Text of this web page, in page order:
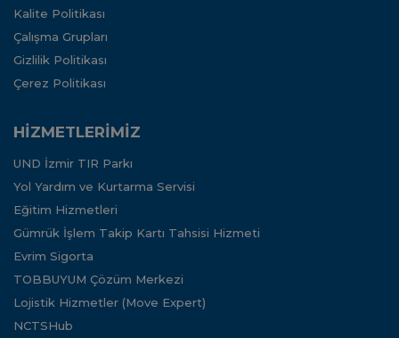
Kalite Politikası
Çalışma Grupları
Gizlilik Politikası
Çerez Politikası
HİZMETLERİMİZ
UND İzmir TIR Parkı
Yol Yardım ve Kurtarma Servisi
Eğitim Hizmetleri
Gümrük İşlem Takip Kartı Tahsisi Hizmeti
Evrim Sigorta
TOBBUYUM Çözüm Merkezi
Lojistik Hizmetler (Move Expert)
NCTSHub